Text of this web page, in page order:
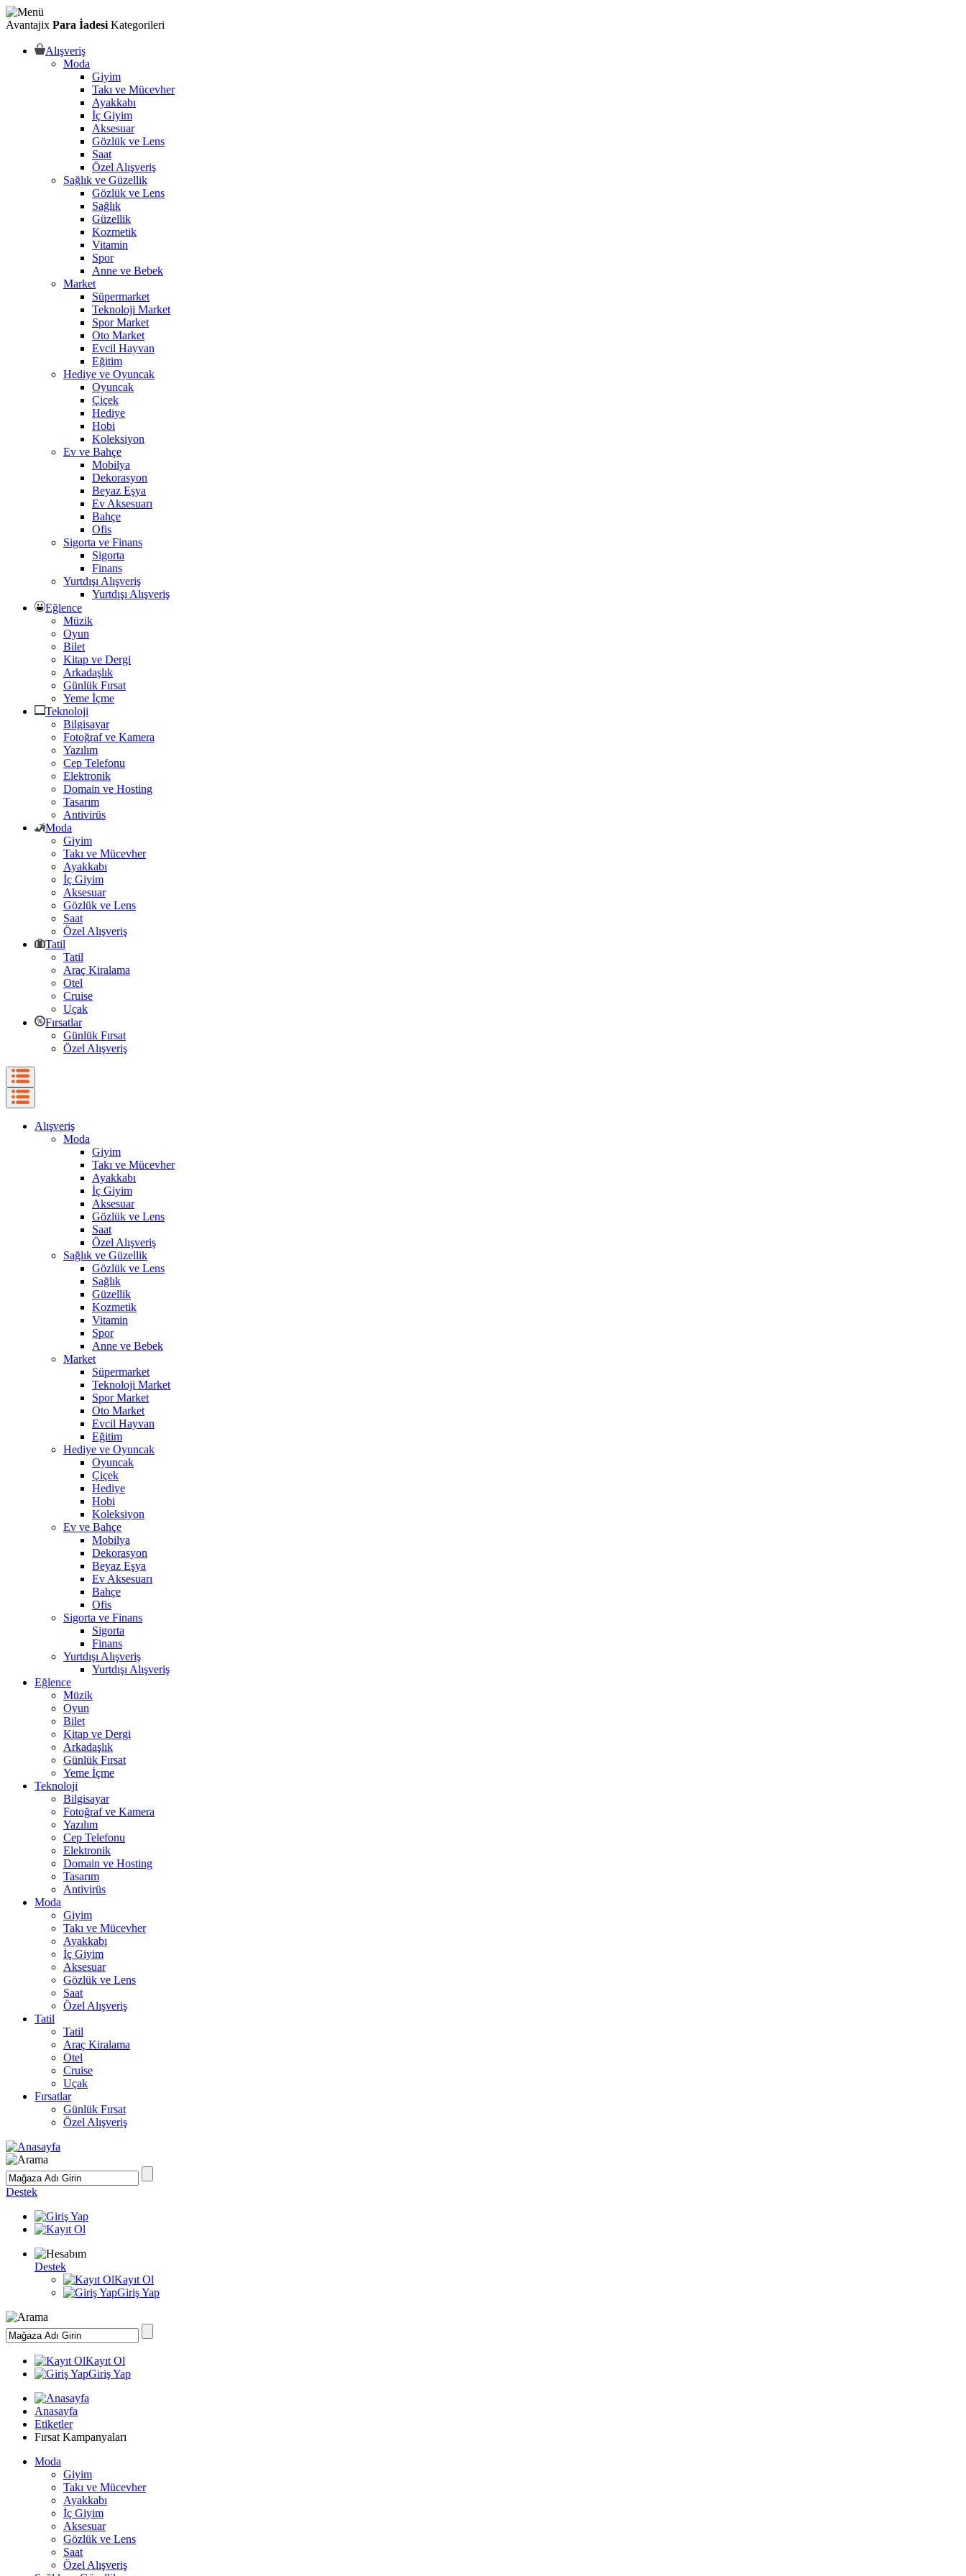
Avantajix Para İadesi Kategorileri
Alışveriş
Moda
Giyim
Takı ve Mücevher
Ayakkabı
İç Giyim
Aksesuar
Gözlük ve Lens
Saat
Özel Alışveriş
Sağlık ve Güzellik
Gözlük ve Lens
Sağlık
Güzellik
Kozmetik
Vitamin
Spor
Anne ve Bebek
Market
Süpermarket
Teknoloji Market
Spor Market
Oto Market
Evcil Hayvan
Eğitim
Hediye ve Oyuncak
Oyuncak
Çiçek
Hediye
Hobi
Koleksiyon
Ev ve Bahçe
Mobilya
Dekorasyon
Beyaz Eşya
Ev Aksesuarı
Bahçe
Ofis
Sigorta ve Finans
Sigorta
Finans
Yurtdışı Alışveriş
Yurtdışı Alışveriş
Eğlence
Müzik
Oyun
Bilet
Kitap ve Dergi
Arkadaşlık
Günlük Fırsat
Yeme İçme
Teknoloji
Bilgisayar
Fotoğraf ve Kamera
Yazılım
Cep Telefonu
Elektronik
Domain ve Hosting
Tasarım
Antivirüs
Moda
Giyim
Takı ve Mücevher
Ayakkabı
İç Giyim
Aksesuar
Gözlük ve Lens
Saat
Özel Alışveriş
Tatil
Tatil
Araç Kiralama
Otel
Cruise
Uçak
Fırsatlar
Günlük Fırsat
Özel Alışveriş
Alışveriş
Moda
Giyim
Takı ve Mücevher
Ayakkabı
İç Giyim
Aksesuar
Gözlük ve Lens
Saat
Özel Alışveriş
Sağlık ve Güzellik
Gözlük ve Lens
Sağlık
Güzellik
Kozmetik
Vitamin
Spor
Anne ve Bebek
Market
Süpermarket
Teknoloji Market
Spor Market
Oto Market
Evcil Hayvan
Eğitim
Hediye ve Oyuncak
Oyuncak
Çiçek
Hediye
Hobi
Koleksiyon
Ev ve Bahçe
Mobilya
Dekorasyon
Beyaz Eşya
Ev Aksesuarı
Bahçe
Ofis
Sigorta ve Finans
Sigorta
Finans
Yurtdışı Alışveriş
Yurtdışı Alışveriş
Eğlence
Müzik
Oyun
Bilet
Kitap ve Dergi
Arkadaşlık
Günlük Fırsat
Yeme İçme
Teknoloji
Bilgisayar
Fotoğraf ve Kamera
Yazılım
Cep Telefonu
Elektronik
Domain ve Hosting
Tasarım
Antivirüs
Moda
Giyim
Takı ve Mücevher
Ayakkabı
İç Giyim
Aksesuar
Gözlük ve Lens
Saat
Özel Alışveriş
Tatil
Tatil
Araç Kiralama
Otel
Cruise
Uçak
Fırsatlar
Günlük Fırsat
Özel Alışveriş
Destek
Destek
Kayıt Ol
Giriş Yap
Kayıt Ol
Giriş Yap
Anasayfa
Etiketler
Fırsat Kampanyaları
Moda
Giyim
Takı ve Mücevher
Ayakkabı
İç Giyim
Aksesuar
Gözlük ve Lens
Saat
Özel Alışveriş